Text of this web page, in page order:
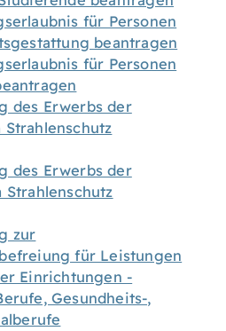
für Personen
beantragen
für Personen
des Erwerbs der
Strahlenschutz
des Erwerbs der
Strahlenschutz
zur
für Leistungen
Einrichtungen -
Gesundheits-,